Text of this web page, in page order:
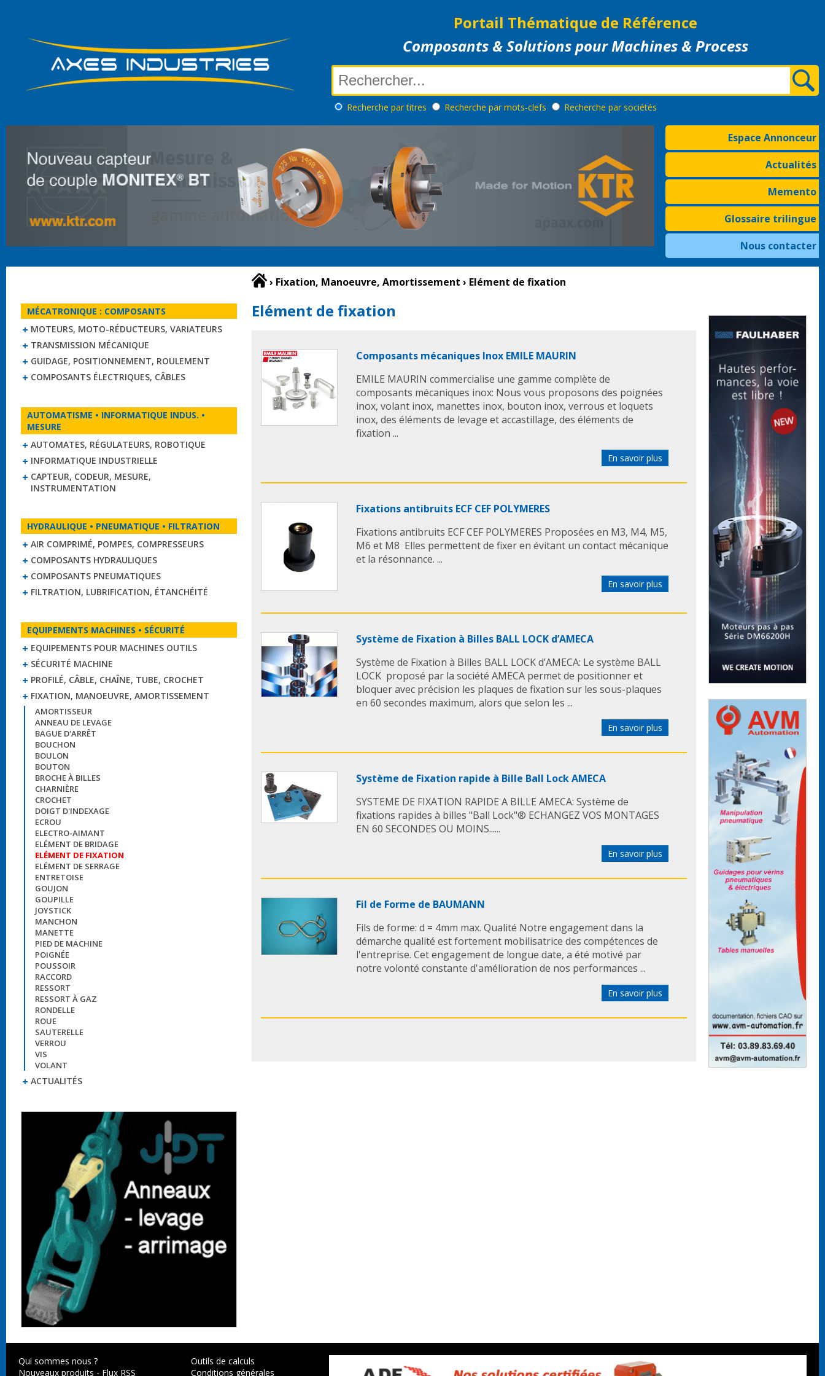
Portail Thématique de Référence
Composants & Solutions pour Machines & Process
Recherche par titres Recherche par mots-clefs Recherche par sociétés
Espace Annonceur
Actualités
Memento
Glossaire trilingue
Nous contacter
MÉCATRONIQUE : COMPOSANTS
MOTEURS, MOTO-RÉDUCTEURS, VARIATEURS
TRANSMISSION MÉCANIQUE
GUIDAGE, POSITIONNEMENT, ROULEMENT
COMPOSANTS ÉLECTRIQUES, CÂBLES
AUTOMATISME • INFORMATIQUE INDUS. •
MESURE
AUTOMATES, RÉGULATEURS, ROBOTIQUE
INFORMATIQUE INDUSTRIELLE
CAPTEUR, CODEUR, MESURE,
INSTRUMENTATION
HYDRAULIQUE • PNEUMATIQUE • FILTRATION
AIR COMPRIMÉ, POMPES, COMPRESSEURS
COMPOSANTS HYDRAULIQUES
COMPOSANTS PNEUMATIQUES
FILTRATION, LUBRIFICATION, ÉTANCHÉITÉ
EQUIPEMENTS MACHINES • SÉCURITÉ
EQUIPEMENTS POUR MACHINES OUTILS
SÉCURITÉ MACHINE
PROFILÉ, CÂBLE, CHAÎNE, TUBE, CROCHET
FIXATION, MANOEUVRE, AMORTISSEMENT
AMORTISSEUR
ANNEAU DE LEVAGE
BAGUE D'ARRÊT
BOUCHON
BOULON
BOUTON
BROCHE À BILLES
CHARNIÈRE
CROCHET
DOIGT D'INDEXAGE
ECROU
ELECTRO-AIMANT
ELÉMENT DE BRIDAGE
ELÉMENT DE FIXATION
ELÉMENT DE SERRAGE
ENTRETOISE
GOUJON
GOUPILLE
JOYSTICK
MANCHON
MANETTE
PIED DE MACHINE
POIGNÉE
POUSSOIR
RACCORD
RESSORT
RESSORT À GAZ
RONDELLE
ROUE
SAUTERELLE
VERROU
VIS
VOLANT
ACTUALITÉS
› Fixation, Manoeuvre, Amortissement › Elément de fixation
Elément de fixation
Composants mécaniques Inox EMILE MAURIN
EMILE MAURIN commercialise une gamme complète de
composants mécaniques inox: Nous vous proposons des poignées
inox, volant inox, manettes inox, bouton inox, verrous et loquets
inox, des éléments de levage et accastillage, des éléments de
fixation ...
En savoir plus
Fixations antibruits ECF CEF POLYMERES
Fixations antibruits ECF CEF POLYMERES Proposées en M3, M4, M5,
M6 et M8 Elles permettent de fixer en évitant un contact mécanique
et la résonnance. ...
En savoir plus
Système de Fixation à Billes BALL LOCK d’AMECA
Système de Fixation à Billes BALL LOCK d’AMECA: Le système BALL
LOCK proposé par la société AMECA permet de positionner et
bloquer avec précision les plaques de fixation sur les sous-plaques
en 60 secondes maximum, alors que selon les ...
En savoir plus
Système de Fixation rapide à Bille Ball Lock AMECA
SYSTEME DE FIXATION RAPIDE A BILLE AMECA: Système de
fixations rapides à billes "Ball Lock"® ECHANGEZ VOS MONTAGES
EN 60 SECONDES OU MOINS......
En savoir plus
Fil de Forme de BAUMANN
Fils de forme: d = 4mm max. Qualité Notre engagement dans la
démarche qualité est fortement mobilisatrice des compétences de
l'entreprise. Cet engagement de longue date, a été motivé par
notre volonté constante d'amélioration de nos performances ...
En savoir plus
Qui sommes nous ?
Nouveaux produits - Flux RSS
Outils de calculs
Conditions générales